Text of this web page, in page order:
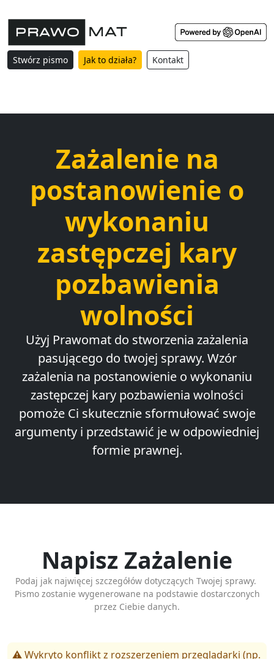
Stwórz pismo Jak to działa? Kontakt
Zażalenie na
postanowienie o
wykonaniu
zastępczej kary
pozbawienia
wolności
Użyj Prawomat do stworzenia zażalenia
pasującego do twojej sprawy. Wzór
zażalenia na postanowienie o wykonaniu
zastępczej kary pozbawienia wolności
pomoże Ci skutecznie sformułować swoje
argumenty i przedstawić je w odpowiedniej
formie prawnej.
Napisz Zażalenie
Podaj jak najwięcej szczegółów dotyczących Twojej sprawy.
Pismo zostanie wygenerowane na podstawie dostarczonych
przez Ciebie danych.
⚠️ Wykryto konflikt z rozszerzeniem przeglądarki (np.